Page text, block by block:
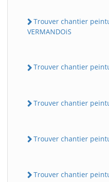
Trouver chantier
VERMANDOiS
Trouver chantier
Trouver chantier
Trouver chantier
Trouver chantier